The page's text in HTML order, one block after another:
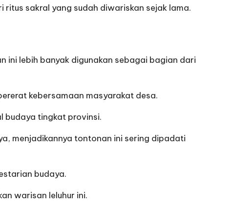
ritus sakral yang sudah diwariskan sejak lama.
ini lebih banyak digunakan sebagai bagian dari
kebersamaan masyarakat desa.
budaya tingkat provinsi.
menjadikannya tontonan ini sering dipadati
budaya.
warisan leluhur ini.